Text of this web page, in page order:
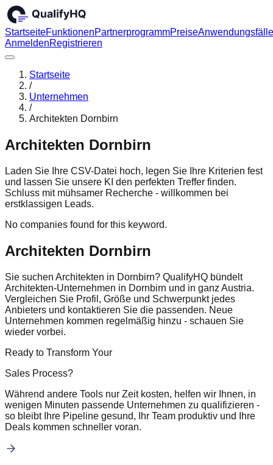
StartseiteFunktionenPartnerprogrammPreiseAnwendungsfälle
AnmeldenRegistrieren
Startseite
/
Unternehmen
/
Architekten Dornbirn
Architekten Dornbirn
Laden Sie Ihre CSV-Datei hoch, legen Sie Ihre Kriterien fest
und lassen Sie unsere KI den perfekten Treffer finden.
Schluss mit mühsamer Recherche - willkommen bei
erstklassigen Leads.
No companies found for this keyword.
Architekten Dornbirn
Sie suchen Architekten in Dornbirn? QualifyHQ bündelt
Architekten-Unternehmen in Dornbirn und in ganz Austria.
Vergleichen Sie Profil, Größe und Schwerpunkt jedes
Anbieters und kontaktieren Sie die passenden. Neue
Unternehmen kommen regelmäßig hinzu - schauen Sie
wieder vorbei.
Ready to Transform Your
Sales Process?
Während andere Tools nur Zeit kosten, helfen wir Ihnen, in
wenigen Minuten passende Unternehmen zu qualifizieren -
so bleibt Ihre Pipeline gesund, Ihr Team produktiv und Ihre
Deals kommen schneller voran.